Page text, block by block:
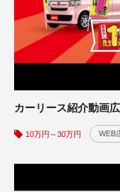
カーリース紹介動画
10万円～30万円 WEB